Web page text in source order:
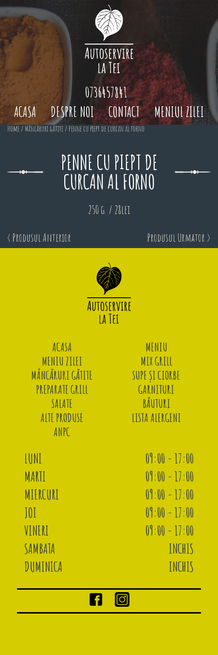
ACASA DESPRE NOI CONTACT MENIUL ZILEI
0736457841
Home / Mâncăruri gătite / Penne cu piept de curcan al forno
PENNE CU PIEPT DE
CURCAN AL FORNO
250 g. / 28lei
< Produsul Anterior Produsul Urmator >
ACASA
MENIU
MENIU ZILEI
MIX GRILL
MÂNCĂRURI GĂTITE
SUPE ȘI CIORBE
PREPARATE GRILL
GARNITURI
SALATE
BĂUTURI
ALTE PRODUSE
LISTA ALERGENI
ANPC
LUNI
09:00 - 17:00
MARTI
09:00 - 17:00
MIERCURI
09:00 - 17:00
JOI
09:00 - 17:00
VINERI
09:00 - 17:00
SAMBATA
INCHIS
DUMINICA
INCHIS